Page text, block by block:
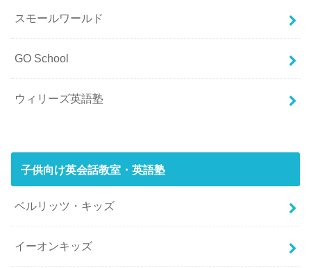
スモールワールド
GO School
ウィリーズ英語塾
子供向け英会話教室・英語塾
ベルリッツ・キッズ
イーオンキッズ